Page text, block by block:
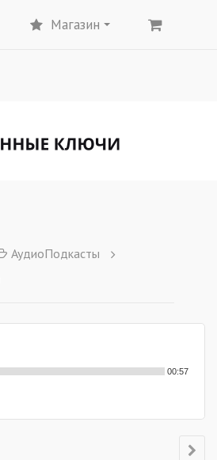
Магазин
АудиоПодкасты
00:57